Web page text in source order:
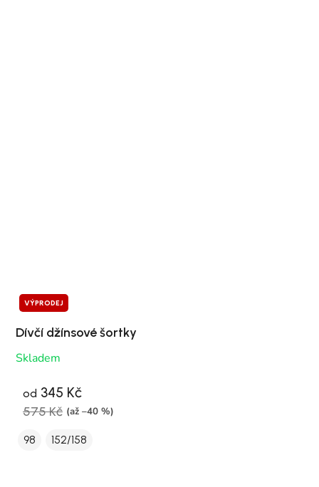
VÝPRODEJ
Dívčí džínsové šortky
Skladem
od 345 Kč
575 Kč (až –40 %)
98 152/158